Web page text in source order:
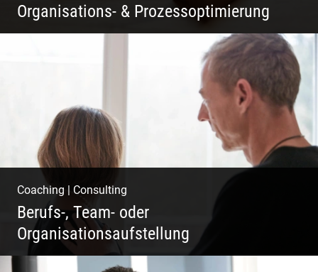
Organisations- & Prozessoptimierung
Erfolg ermöglichen durch Klarheit in der
Coaching Consulting
Berufs-, Team- oder
Organisationsaufstellung